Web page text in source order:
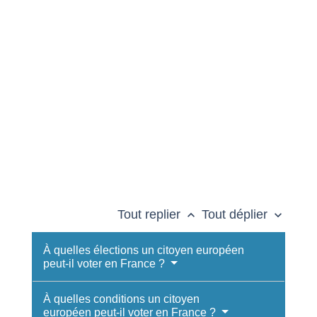
Tout replier keyboard_arrow_up Tout déplier keyboard_arrow_down
À quelles élections un citoyen européen
peut-il voter en France ?
À quelles conditions un citoyen
européen peut-il voter en France ?